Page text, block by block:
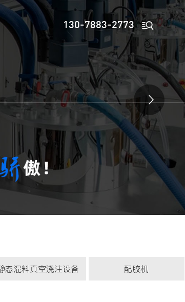
130-7883-2773 

态混料真空浇注设备 配胶机